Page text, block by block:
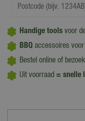
Handige tools voor
BBQ accessoires
Bestel online of
Uit voorraad = snelle